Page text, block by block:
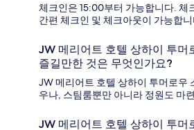
체크인은 15:00부터 가능합니다. 체
간편 체크인 및 체크아웃이 가능합
JW 메리어트 호텔 상하이 투머
즐길만한 것은 무엇인가요?
JW 메리어트 호텔 상하이 투머로우
우나, 스팀룸뿐만 아니라 정원도 마
JW 메리어트 호텔 상하이 투머